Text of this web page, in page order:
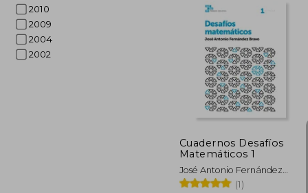
2010
2009
2004
2002
Cuadernos Desafíos
Matemáticos 1
José Antonio Fernández
Bravo
(1)